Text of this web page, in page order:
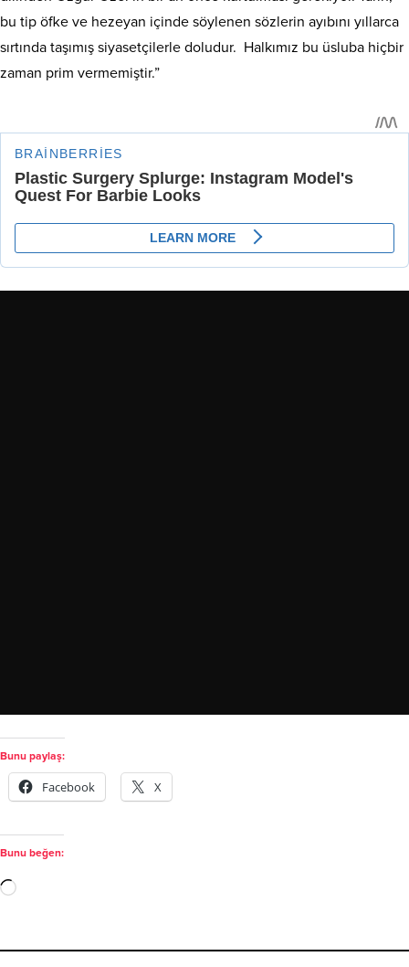
bu tip öfke ve hezeyan içinde söylenen sözlerin ayıbını yıllarca
sırtında taşımış siyasetçilerle doludur. Halkımız bu üsluba hiçbir
zaman prim vermemiştir.”
Bunu paylaş:
Facebook X
Bunu beğen: